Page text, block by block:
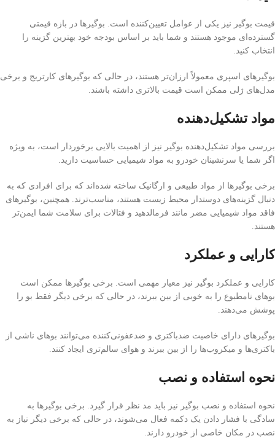
قیمت بوگیر نیز یکی از عوامل تعیین‌کننده است. بوگیرها در بازه قیمتی
گسترده‌ای موجود هستند و شما باید بر اساس بودجه خود بهترین گزینه را
انتخاب کنید.
بوگیرهای اسپری معمولاً ارزان‌تر هستند، در حالی که بوگیرهای کارتریج و برخی
مدل‌های ژلی ممکن است قیمت بالاتری داشته باشند.
مواد تشکیل‌دهنده
بررسی مواد تشکیل‌دهنده بوگیر نیز از اهمیت بالایی برخوردار است، به ویژه
اگر شما یا سرنشینان خودرو به مواد شیمیایی حساسیت دارید.
برخی بوگیرها از مواد طبیعی و ارگانیک ساخته شده‌اند که برای افرادی که به
دنبال گزینه‌های دوستدار محیط زیست هستند، مناسب‌ترند. همچنین، بوگیرهای
فاقد مواد شیمیایی مضر مانند فرمالدهید و فتالات برای سلامت شما ایمن‌تر
هستند.
کارایی و عملکرد
کارایی و عملکرد بوگیر نیز معیار مهمی است. برخی بوگیرها ممکن است
بوهای نامطبوع را به خوبی از بین ببرند، در حالی که برخی دیگر فقط بو را
پوشش می‌دهند.
بوگیرهای دارای خاصیت ضدباکتری و ضدعفونی‌کننده می‌توانند بوهای ناشی از
باکتری‌ها و میکروب‌ها را از بین ببرند و هوای سالم‌تری ایجاد کنند.
نحوه استفاده و نصب
نحوه استفاده و نصب بوگیر نیز باید مد نظر قرار گیرد. برخی بوگیرها به
سادگی با فشار دادن یک دکمه فعال می‌شوند، در حالی که برخی دیگر نیاز به
نصب در مکان خاصی از خودرو دارند.